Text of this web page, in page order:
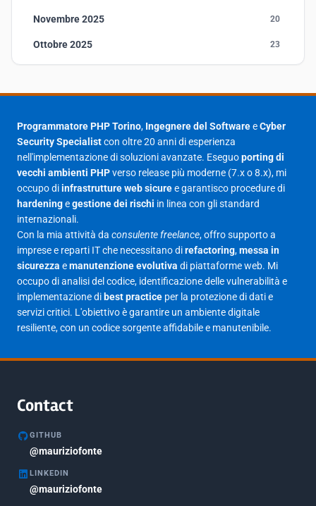
Novembre 2025 20
Ottobre 2025 23
Agosto 2025 1
23
Giugno 2025
Maggio 2025 27
Aprile 2025
Marzo 2025
Febbraio 2025 17
Gennaio 2025
Giugno 2023
Maggio 2023
Agosto 2020
Marzo 2018
Febbraio 2018
Programmatore PHP Torino, Ingegnere del SoftwareeCyber
Security Specialistcon oltre 20 anni di esperienza
nell'implementazione di soluzioni avanzate. Eseguoporting di
vecchi ambienti PHPverso release più moderne (7.x o 8.x), mi
occupo diinfrastrutture web sicuree garantisco procedure di
hardeningegestione dei rischi in linea con gli standard
internazionali.
Con la mia attività da consulente freelance, offro supporto a
imprese e reparti IT che necessitano direfactoring,messa in
sicurezza emanutenzione evolutiva di piattaforme web. Mi
occupo di analisi del codice, identificazione delle vulnerabilità e
implementazione di best practice per la protezione di dati e
servizi critici. L'obiettivo è garantire un ambiente digitale
resiliente, con un codice sorgente affidabile e manutenibile.
Contact
GITHUB
@mauriziofonte
LINKEDIN
@mauriziofonte